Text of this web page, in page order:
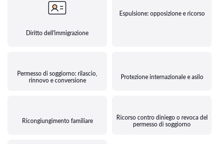
Diritto dell'immigrazione
Espulsione: opposizione e ricorso
Permesso di soggiorno: rilascio,
rinnovo e conversione
Protezione internazionale e asilo
Ricongiungimento familiare
Ricorso contro diniego o revoca del
permesso di soggiorno